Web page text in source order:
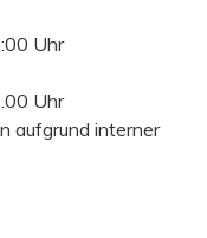
Uhr
Uhr
aufgrund interner